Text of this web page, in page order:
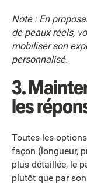
Note : En
de peaux réels,
mobiliser son
personnalisé.
3.
les
Toutes les
façon (longueur,
plus détaillée, le
plutôt que par